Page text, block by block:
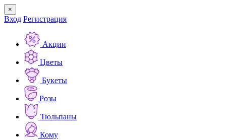
×
Вход Регистрация
Акции
Цветы
Букеты
Розы
Тюльпаны
Кому